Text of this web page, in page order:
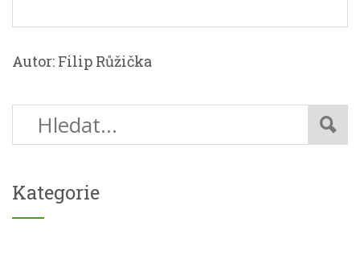
Autor: Filip Růžička
Kategorie